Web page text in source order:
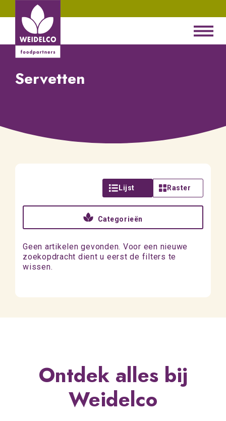
Servetten
Lijst Raster
Categorieën
Geen artikelen gevonden. Voor een nieuwe
zoekopdracht dient u eerst de filters te
wissen.
Ontdek alles bij
Weidelco